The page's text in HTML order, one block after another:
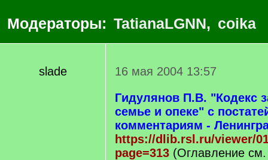
Модераторы: TatianaLGNN, coika
slade
16 мая 2004 13:57
Гидулянов П.В. "Кодекс
семье и опеке" с
комментариям -
https://dlib.rsl.ru/viewer/
page=313 (Оглавление